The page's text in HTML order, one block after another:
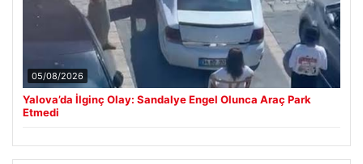
05/08/2026
Yalova’da İlginç Olay: Sandalye Engel Olunca Araç Park
Etmedi